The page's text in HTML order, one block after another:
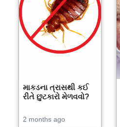
માકડના ત્રાસથી કઈ
રીતે છુટકારો મેળવવો?
2 months ago